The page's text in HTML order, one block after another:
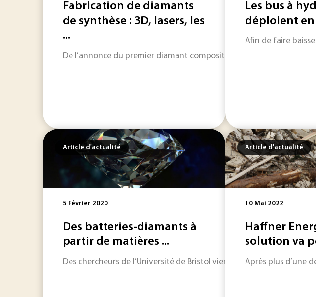
Fabrication de diamants
de synthèse : 3D, lasers, les
...
De l’annonce du premier diamant composite issu de la fabrication
Les bus à
déploient en
Afin de faire
Article d'actualité
5 Février 2020
Des batteries-diamants à
partir de matières ...
Des chercheurs de l’Université de Bristol viennent de fabriquer
Article d'actualité
10 Mai 2022
Haffner
solution va
Après plus d’une